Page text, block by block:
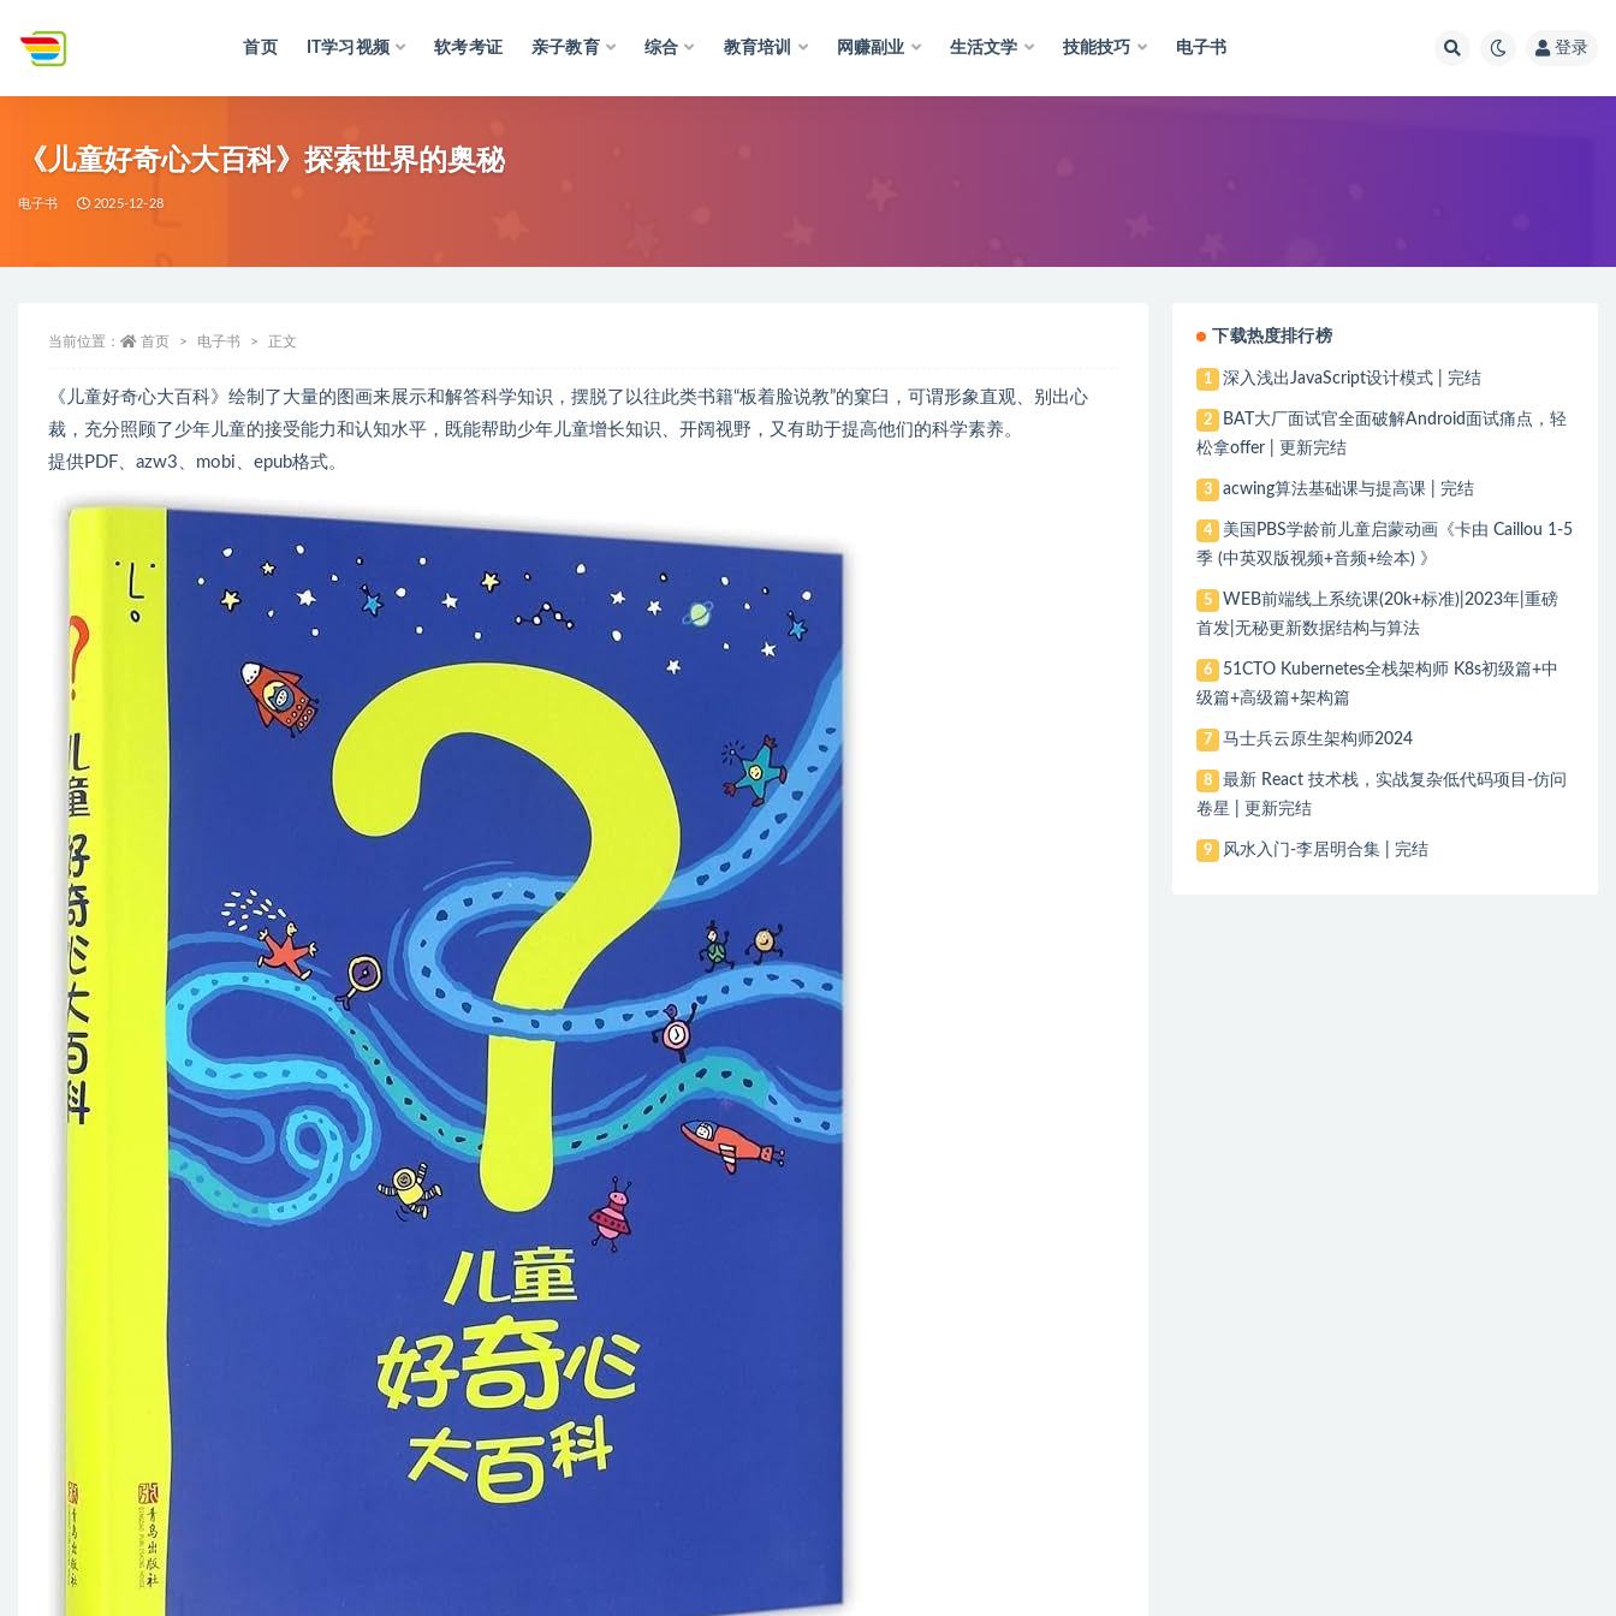
首页 IT学习视频 软考考证 亲子教育 综合 教育培训 网赚副业 生活文学 技能技巧 电子书 登录
《儿童好奇心大百科》探索世界的奥秘
电子书 2025-12-28
当前位置： 首页 电子书 正文
《儿童好奇心大百科》绘制了大量的图画来展示和解答科学知识，摆脱了以往此类书籍“板着脸说教”的窠臼，可谓形象直观、别出心
裁，充分照顾了少年儿童的接受能力和认知水平，既能帮助少年儿童增长知识、开阔视野，又有助于提高他们的科学素养。
提供PDF、azw3、mobi、epub格式。
下载热度排行榜
1 深入浅出JavaScript设计模式 | 完结
2
BAT大厂面试官全面破解Android面试痛点，轻
松拿offer | 更新完结
3 acwing算法基础课与提高课 | 完结
4
美国PBS学龄前儿童启蒙动画《卡由 Caillou 1-5
季 (中英双版视频+音频+绘本) 》
5
WEB前端线上系统课(20k+标准)|2023年|重磅
首发|无秘更新数据结构与算法
6
51CTO Kubernetes全栈架构师 K8s初级篇+中
级篇+高级篇+架构篇
7 马士兵云原生架构师2024
8
最新 React 技术栈，实战复杂低代码项目-仿问
卷星 | 更新完结
9 风水入门-李居明合集 | 完结